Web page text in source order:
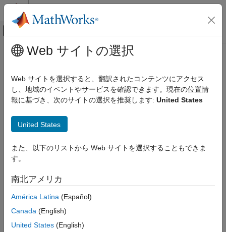
コンテンツへスキップ
オフキャンバス ナビゲーション メ
ドキュメンテーションのホーム
メインコンテンツ
Web サイトの選択
Web サイトを選択すると、翻訳されたコンテンツにアクセス
し、地域のイベントやサービスを確認できます。現在の位置情
報に基づき、次のサイトの選択を推奨します: United States
United States
また、以下のリストから Web サイトを選択することもできま
す。
南北アメリカ
América Latina (Español)
Canada (English)
United States (English)